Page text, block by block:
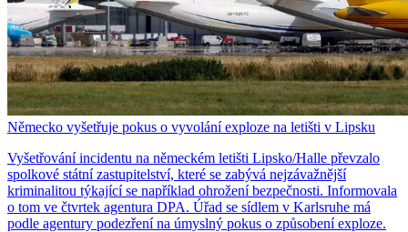
Německo vyšetřuje pokus o vyvolání exploze na letišti v Lipsku
Vyšetřování incidentu na německém letišti Lipsko/Halle převzalo
spolkové státní zastupitelství, které se zabývá nejzávažnější
kriminalitou týkající se například ohrožení bezpečnosti. Informovala
o tom ve čtvrtek agentura DPA. Úřad se sídlem v Karlsruhe má
podle agentury podezření na úmyslný pokus o způsobení exploze.